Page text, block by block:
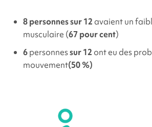
8 personnes sur 12 avaient un
musculaire (67 pour cent)
6personnessur 12 ont eu des
mouvement(50 %)